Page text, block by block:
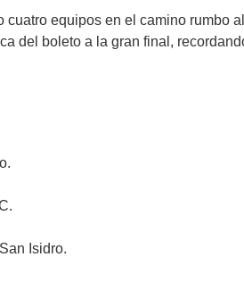
equipos en el camino rumbo
del boleto a la gran final,
Isidro.